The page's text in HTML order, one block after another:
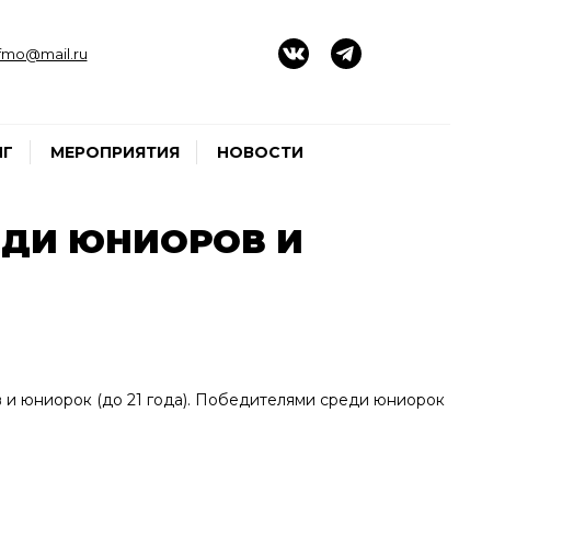
МЕРОПРИЯТИЯ НОВОСТИ
ЮНИОРОВ И
юниорок (до 21 года). Победителями среди юниорок